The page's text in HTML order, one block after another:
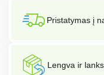
Pristatymas į
Lengva ir